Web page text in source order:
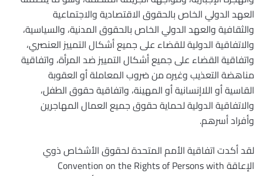
العهد الدولي الخاص بالحقوق الاقتصادية والاجتماعية
والثقافية والعهد الدولي الخاص بالحقوق المدنية، والسياسية،
والاتفاقية الدولية للقضاء على جميع أشكال التمييز العنصري،
واتفاقية القضاء على جميع أشكال التمييز ضد المرأة، واتفاقية
مناهضة التعذيب وغيره من ضروب المعاملة أو العقوبة
القاسية أو اللاإنسانية أو المهينة، واتفاقية حقوق الطفل،
والاتفاقية الدولية لحماية حقوق جميع العمال المهاجرين
وأفراد أسرهم.
لقد أكدت اتفاقية الأمم المتحدة لحقوق الأشخاص ذوي
الإعاقة Convention on the Rights of Persons with